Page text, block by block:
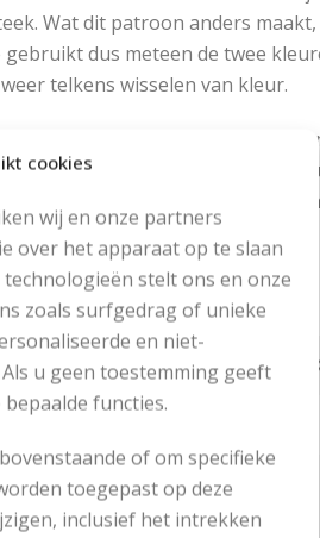
cookies
wij en onze partners
over het apparaat op te slaan
stelt ons en onze
zoals surfgedrag of unieke
en niet-
u geen toestemming geeft
functies.
of om specifieke
toegepast op deze
inclusief het intrekken
Wat dit patroon anders
gebruikt dus meteen de twee
telkens wisselen van kleur.
sloffen af te werken kun je vier
een erg populaire bezigheid die
laten. Om de bloemen
S – M – L – XL – XXL –
150 gr aqua blauw; 50 gr